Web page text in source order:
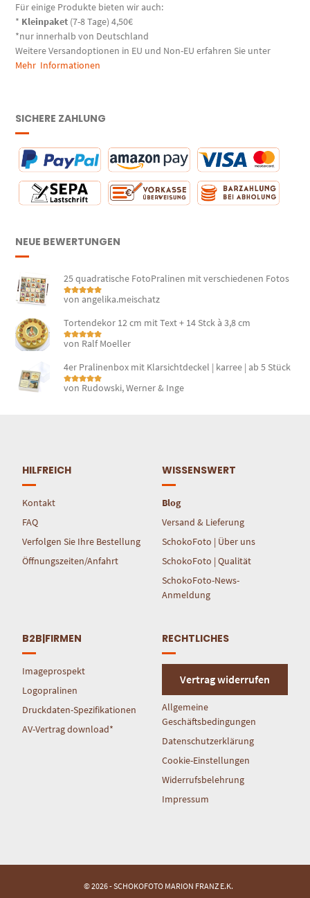
Für einige Produkte bieten wir auch:
* Kleinpaket (7-8 Tage) 4,50€
*nur innerhalb von Deutschland
Weitere Versandoptionen in EU und Non-EU erfahren Sie unter
Mehr Informationen
SICHERE ZAHLUNG
NEUE BEWERTUNGEN
25 quadratische FotoPralinen mit verschiedenen Fotos
Bewertet mit
von angelika.meischatz
Tortendekor 12 cm mit Text + 14 Stck à 3,8 cm
Bewertet mit
von Ralf Moeller
4er Pralinenbox mit Klarsichtdeckel | karree | ab 5 Stück
Bewertet mit
von Rudowski, Werner & Inge
HILFREICH
Kontakt
FAQ
Verfolgen Sie Ihre Bestellung
Öffnungszeiten/Anfahrt
WISSENSWERT
Blog
Versand & Lieferung
SchokoFoto | Über uns
SchokoFoto | Qualität
SchokoFoto-News-
Anmeldung
B2B|FIRMEN
Imageprospekt
Logopralinen
Druckdaten-Spezifikationen
AV-Vertrag download*
RECHTLICHES
Vertrag widerrufen
Allgemeine
Geschäftsbedingungen
Datenschutzerklärung
Cookie-Einstellungen
Widerrufsbelehrung
Impressum
© 2026 - SCHOKOFOTO MARION FRANZ E.K.